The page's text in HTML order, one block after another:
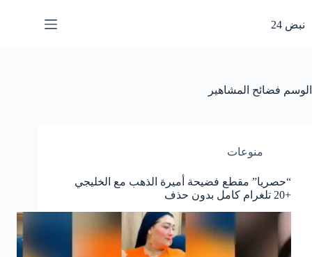
المحتوى
نبض 24
الوسم فضائح المشاهير
منوعات
“حصريا” مقطع فضيحة أميرة الذهب مع الخليجي
+20 تلغرام كامل بدون حذف